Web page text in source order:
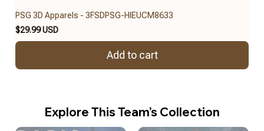
PSG 3D Apparels - 3FSDPSG-HIEUCM8633
$29.99 USD
Add to cart
Explore This Team’s Collection